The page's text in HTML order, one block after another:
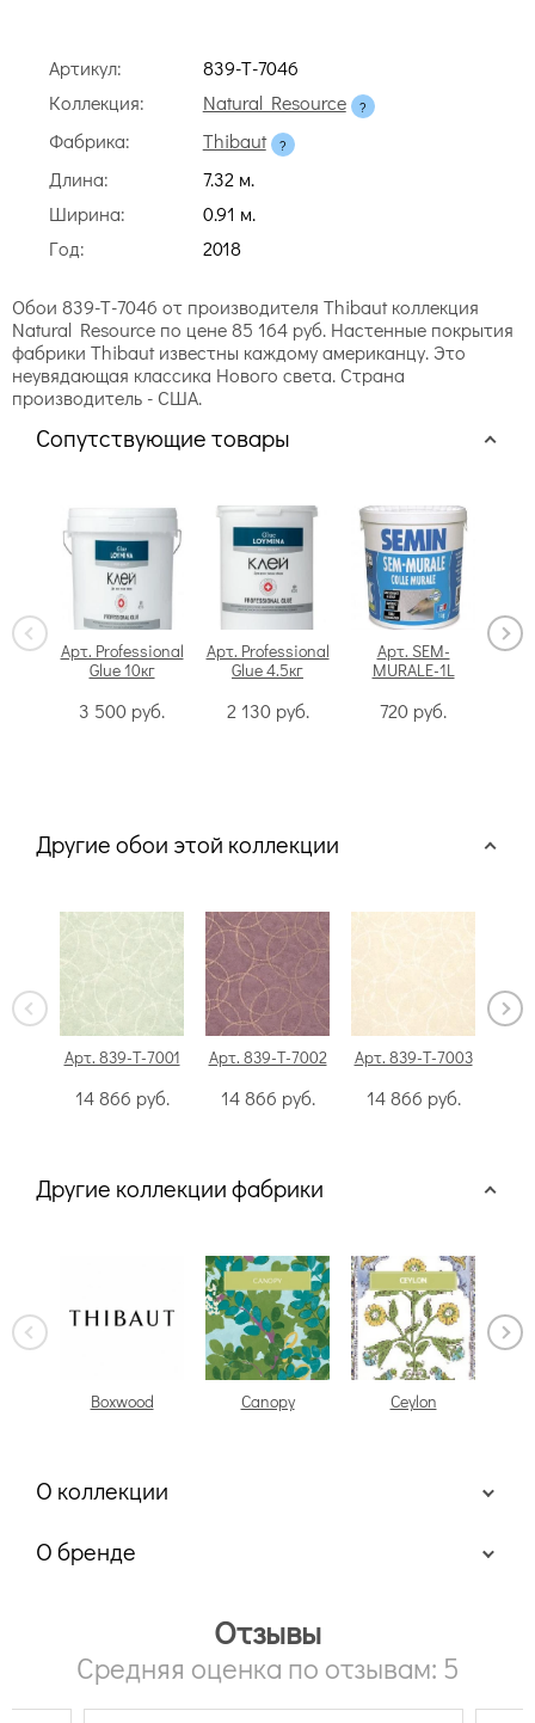
Артикул:
839-T-7046
Коллекция:
Natural Resource
Фабрика:
Thibaut
Длина:
7.32 м.
Ширина:
0.91 м.
Год:
2018
Обои 839-T-7046 от производителя Thibaut коллекция
Natural Resource по цене 85 164 руб. Настенные покрытия
фабрики Thibaut известны каждому американцу. Это
неувядающая классика Нового света. Страна
производитель - США.
Сопутствующие товары
Арт. Professional
Glue 10кг
3 500 руб.
Арт. Professional
Glue 4.5кг
2 130 руб.
Арт. SEM-
MURALE-1L
720 руб.
Другие обои этой коллекции
Арт. 839-T-7001
14 866 руб.
Арт. 839-T-7002
14 866 руб.
Арт. 839-T-7003
14 866 руб.
Другие коллекции фабрики
Boxwood Canopy Ceylon
О коллекции
О бренде
Отзывы
Средняя оценка по отзывам: 5